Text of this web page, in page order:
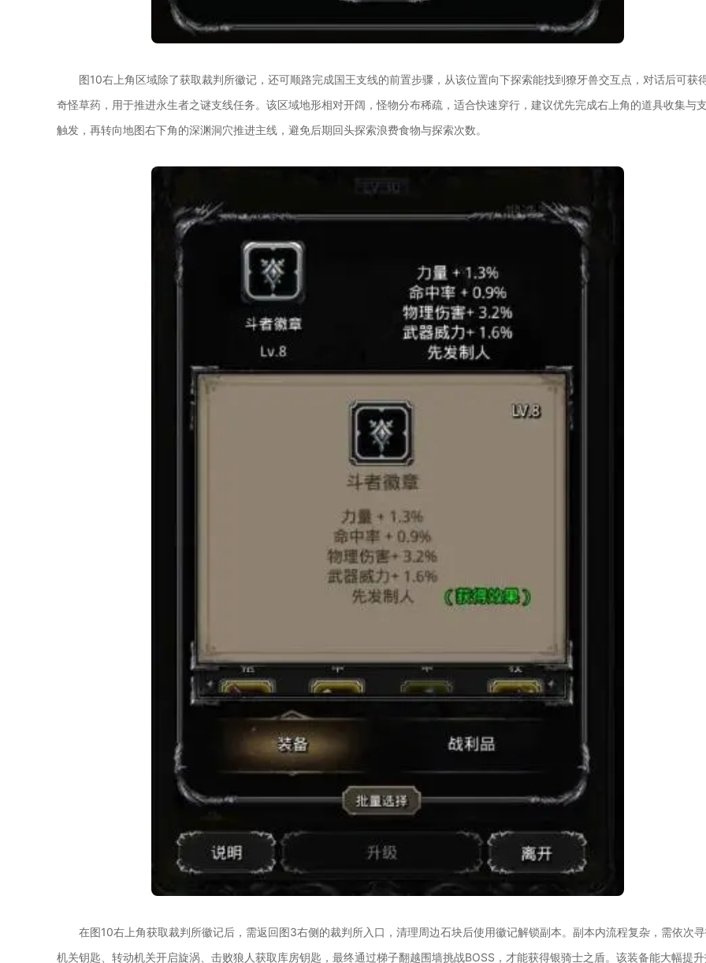
图10右上角区域除了获取裁判所徽记，还可顺路完成国王支线的前置步骤，从该位置向下探索能找到獠牙兽交互点，对话后可获
奇怪草药，用于推进永生者之谜支线任务。该区域地形相对开阔，怪物分布稀疏，适合快速穿行，建议优先完成右上角的道具收集与
触发，再转向地图右下角的深渊洞穴推进主线，避免后期回头探索浪费食物与探索次数。
在图10右上角获取裁判所徽记后，需返回图3右侧的裁判所入口，清理周边石块后使用徽记解锁副本。副本内流程复杂，需依次
机关钥匙、转动机关开启旋涡、击败狼人获取库房钥匙，最终通过梯子翻越围墙挑战BOSS，才能获得银骑士之盾。该装备能大幅提